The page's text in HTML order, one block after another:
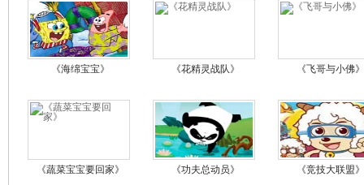
《海绵宝宝》 《花精灵战队》 《飞哥与小佛》
《蔬菜宝宝要回家》 《功夫总动员》 《竞技大联盟》